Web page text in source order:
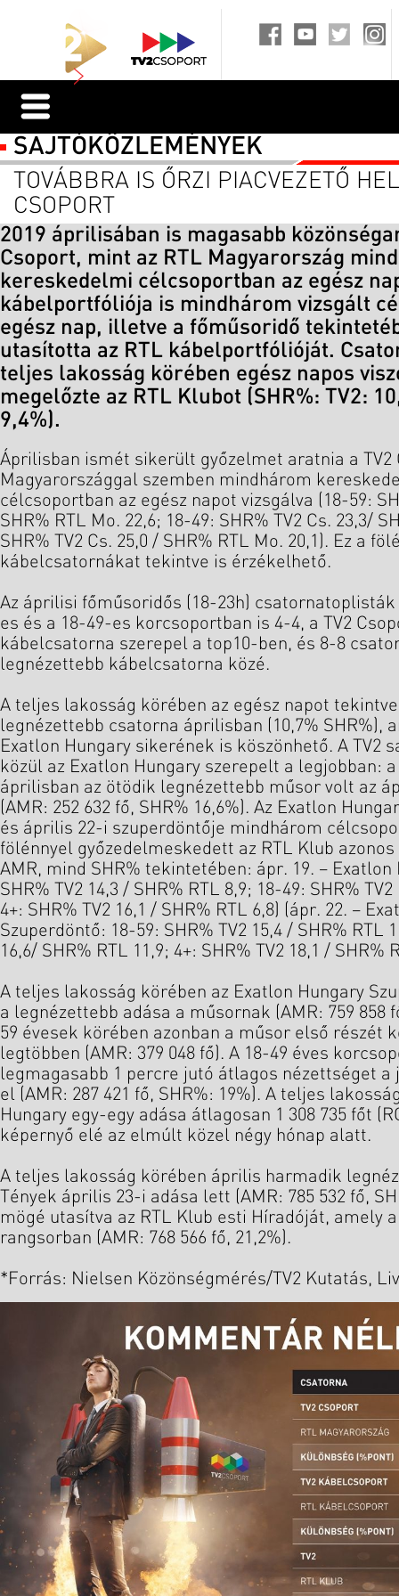
SAJTÓKÖZLEMÉNYEK
TOVÁBBRA IS ŐRZI PIACVEZETŐ
CSOPORT
2019 áprilisában is magasabb
Csoport, mint az RTL Magyarország
kereskedelmi célcsoportban az egész
kábelportfóliója is mindhárom vizsgált
egész nap, illetve a főműsoridő
utasította az RTL kábelportfólióját.
teljes lakosság körében egész napos
megelőzte az RTL Klubot (SHR%: TV2:
9,4%).
Áprilisban ismét sikerült győzelmet aratnia a TV2
Magyarországgal szemben mindhárom
célcsoportban az egész napot vizsgálva (18-59:
SHR% RTL Mo. 22,6; 18-49: SHR% TV2 Cs. 23,3/
SHR% TV2 Cs. 25,0 / SHR% RTL Mo. 20,1). Ez a
kábelcsatornákat tekintve is érzékelhető.
Az áprilisi főműsoridős (18-23h)
es és a 18-49-es korcsoportban is 4-4, a TV2
kábelcsatorna szerepel a top10-ben, és 8-8
legnézettebb kábelcsatorna közé.
A teljes lakosság körében az egész napot
legnézettebb csatorna áprilisban (10,7% SHR%),
Exatlon Hungary sikerének is köszönhető. A TV2
közül az Exatlon Hungary szerepelt a legjobban:
áprilisban az ötödik legnézettebb műsor volt az
(AMR: 252 632 fő, SHR% 16,6%). Az Exatlon
és április 22-i szuperdöntője mindhárom
fölénnyel győzedelmeskedett az RTL Klub
AMR, mind SHR% tekintetében: ápr. 19. –
SHR% TV2 14,3 / SHR% RTL 8,9; 18-49: SHR%
4+: SHR% TV2 16,1 / SHR% RTL 6,8) (ápr. 22. –
Szuperdöntő: 18-59: SHR% TV2 15,4 / SHR% RTL
16,6/ SHR% RTL 11,9; 4+: SHR% TV2 18,1 / SHR%
A teljes lakosság körében az Exatlon Hungary
a legnézettebb adása a műsornak (AMR: 759 858
59 évesek körében azonban a műsor első részét
legtöbben (AMR: 379 048 fő). A 18-49 éves
legmagasabb 1 percre jutó átlagos nézettséget a
el (AMR: 287 421 fő, SHR%: 19%). A teljes
Hungary egy-egy adása átlagosan 1 308 735 főt
képernyő elé az elmúlt közel négy hónap alatt.
A teljes lakosság körében április harmadik
Tények április 23-i adása lett (AMR: 785 532 fő,
mögé utasítva az RTL Klub esti Híradóját, amely
rangsorban (AMR: 768 566 fő, 21,2%).
*Forrás: Nielsen Közönségmérés/TV2 Kutatás,